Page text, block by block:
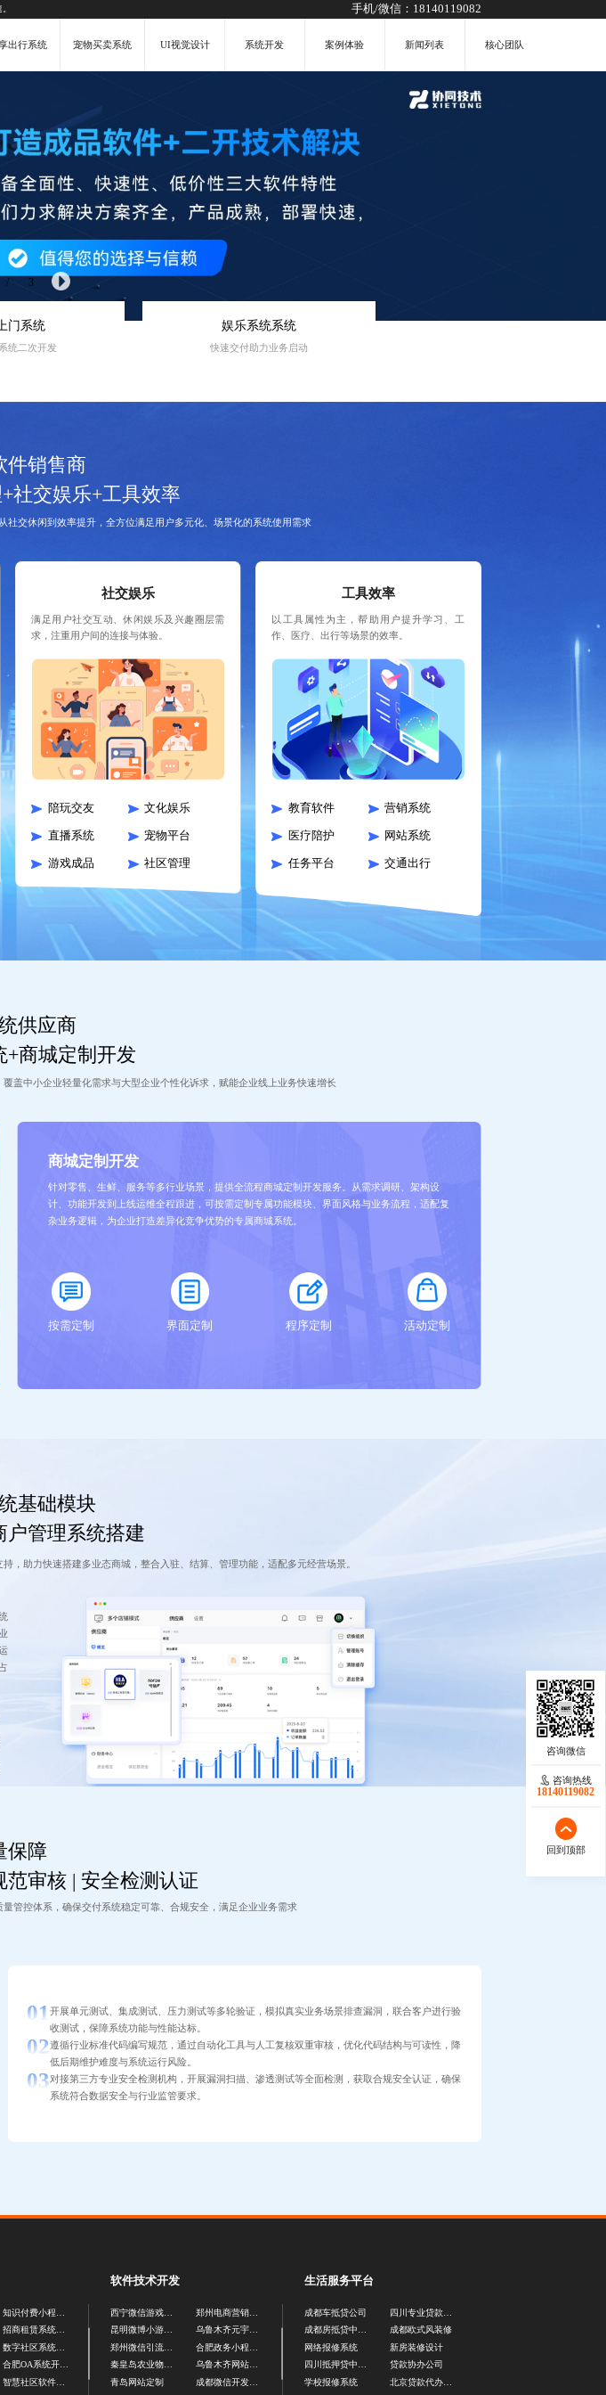
手机/微信： 18140119082
出行系统 宠物买卖系统 UI视觉设计 系统开发 案例体验 新闻列表 核心团队
/ 3
门系统
统二次开发
娱乐系统系统
快速交付助力业务启动
件销售商
社交娱乐+工具效率
交休闲到效率提升，全方位满足用户多元化、场景化的系统使用需求
社交娱乐
满足用户社交互动、休闲娱乐及兴趣圈层需
求，注重用户间的连接与体验。
陪玩交友 文化娱乐
直播系统 宠物平台
游戏成品 社区管理
工具效率
以工具属性为主，帮助用户提升学习、工
作、医疗、出行等场景的效率。
教育软件 营销系统
医疗陪护 网站系统
任务平台 交通出行
供应商
+商城定制开发
盖中小企业轻量化需求与大型企业个性化诉求，赋能企业线上业务快速增长
商城定制开发
针对零售、生鲜、服务等多行业场景，提供全流程商城定制开发服务。从需求调研、架构设
计、功能开发到上线运维全程跟进，可按需定制专属功能模块、界面风格与业务流程，适配复
杂业务逻辑，为企业打造差异化竞争优势的专属商城系统。
按需定制 界面定制 程序定制 活动定制
基础模块
户管理系统搭建
，助力快速搭建多业态商城，整合入驻、结算、管理功能，适配多元经营场景。
保障
审核 | 安全检测认证
管控体系，确保交付系统稳定可靠、合规安全，满足企业业务需求
开展单元测试、集成测试、压力测试等多轮验证，模拟真实业务场景排查漏洞，联合客户进行验
收测试，保障系统功能与性能达标。
遵循行业标准代码编写规范，通过自动化工具与人工复核双重审核，优化代码结构与可读性，降
低后期维护难度与系统运行风险。
对接第三方专业安全检测机构，开展漏洞扫描、渗透测试等全面检测，获取合规安全认证，确保
系统符合数据安全与行业监管要求。
咨询热线
18140119082
回到顶部
合肥OA系统开发公司
软件技术开发
秦皇岛农业物联网开发
青岛网站定制
乌鲁木齐网站设计公司
生活服务平台
成都车抵贷公司
网络报修系统
四川抵押贷中介公司
学校报修系统
四川专业贷款平台
成都欧式风装修
新房装修设计
贷款协办公司
北京贷款代办公司